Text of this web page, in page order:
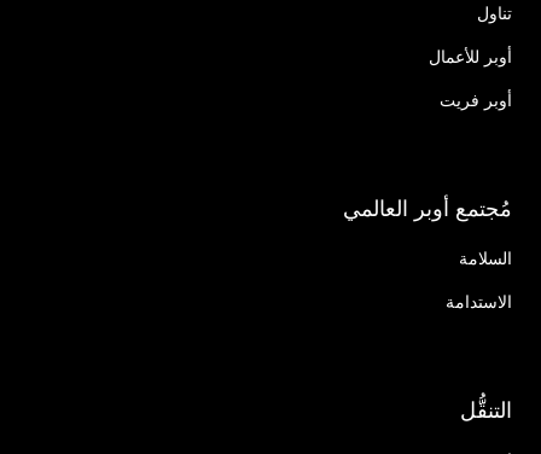
تناول
أوبر للأعمال
أوبر فريت
مُجتمع أوبر العالمي
السلامة
الاستدامة
التنقُّل